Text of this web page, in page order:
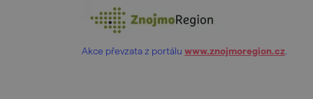
Akce převzata z portálu www.znojmoregion.cz